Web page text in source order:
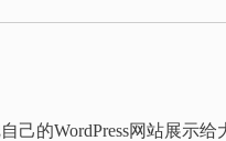
己的WordPress网站展示给